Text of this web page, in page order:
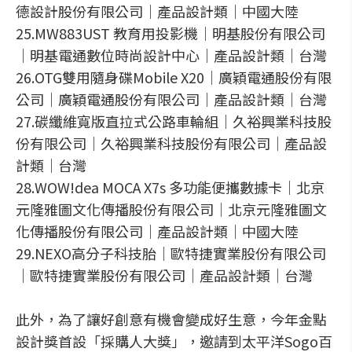
德設計股份有限公司｜產品設計類｜中國大陸
25.MW883UST 教育用投影機｜明基股份有限公司
｜明基電通數位時尚設計中心｜產品設計類｜台灣
26.OTG雙用隨身碟Mobile X20｜廣穎電通股份有限
公司｜廣穎電通股份有限公司｜產品設計類｜台灣
27.碳纖維寬版直拉式公路車輪組｜久裕興業科技股
份有限公司｜久裕興業科技股份有限公司｜產品設
計類｜台灣
28.WOW!dea MOCA X7s 多功能便攜數據卡｜北京
元隆雅圖文化傳播股份有限公司｜北京元隆雅圖文
化傳播股份有限公司｜產品設計類｜中國大陸
29.NEXO高分子科技胎｜歐特捷實業股份有限公司
｜歐特捷實業股份有限公司｜產品設計類｜台灣
此外，為了讓好創意有機會變成好生意，今年金點
設計獎首設「採購人大獎」，邀請到太平洋Sogo百